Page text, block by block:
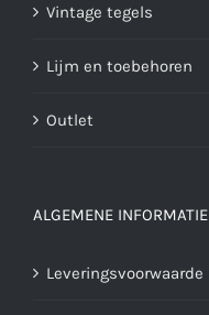
Vintage tegels
Lijm en toebehoren
Outlet
ALGEMENE INFORMATIE
Leveringsvoorwaarde